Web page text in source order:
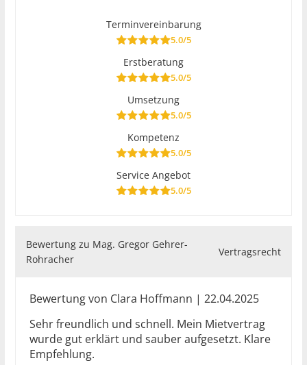
Terminvereinbarung
5.0/5
Erstberatung
5.0/5
Umsetzung
5.0/5
Kompetenz
5.0/5
Service Angebot
5.0/5
Bewertung zu Mag. Gregor Gehrer-
Rohracher
Vertragsrecht
Bewertung von Clara Hoffmann | 22.04.2025
Sehr freundlich und schnell. Mein Mietvertrag
wurde gut erklärt und sauber aufgesetzt. Klare
Empfehlung.